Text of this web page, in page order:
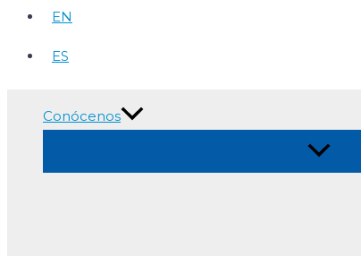
EN
ES
Conócenos
Alternar
menú